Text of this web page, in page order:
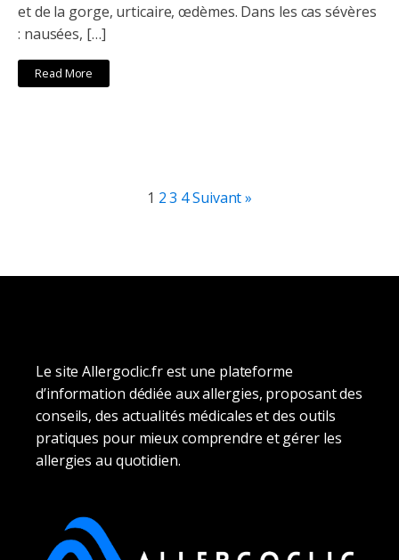
et de la gorge, urticaire, œdèmes. Dans les cas sévères
: nausées, […]
Read More
1 2 3 4Suivant »
Le site Allergoclic.fr est une plateforme
d’information dédiée aux allergies, proposant des
conseils, des actualités médicales et des outils
pratiques pour mieux comprendre et gérer les
allergies au quotidien.